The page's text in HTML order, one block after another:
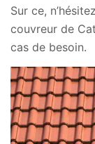
Sur ce,
couvreur de
cas de besoin.